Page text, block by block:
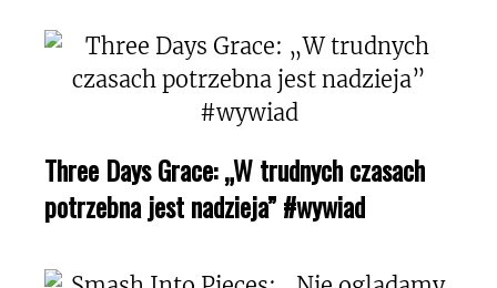
Three Days Grace: „W trudnych czasach
potrzebna jest nadzieja” #wywiad